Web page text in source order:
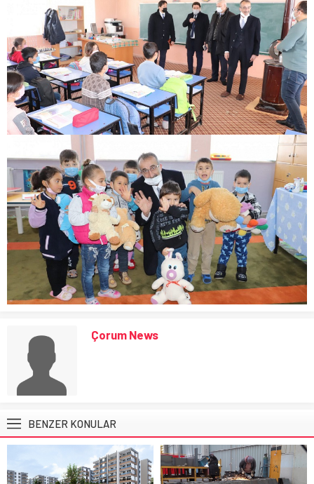
Çorum News
BENZER KONULAR